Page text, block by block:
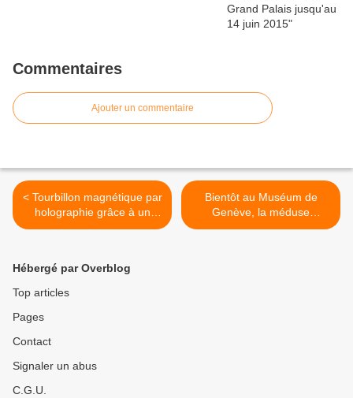
Commentaires
Ajouter un commentaire
< Tourbillon magnétique par
holographie grâce à un
microscope électronique
Bientôt au Muséum de
Genève, la méduse
Catostylus en hologramme
Hébergé par Overblog
Top articles
Pages
Contact
Signaler un abus
C.G.U.